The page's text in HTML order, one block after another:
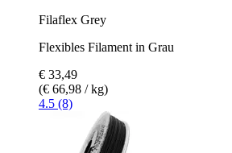
Filaflex Grey
Flexibles Filament in Grau
€ 33,49
(€ 66,98 / kg)
4.5 (8)